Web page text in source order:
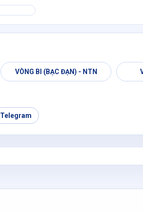
VÒNG BI (BẠC ĐẠN) - NTN
Telegram